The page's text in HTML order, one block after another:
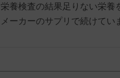
栄養検査の結果足りない栄養
メーカーのサプリで続けてい